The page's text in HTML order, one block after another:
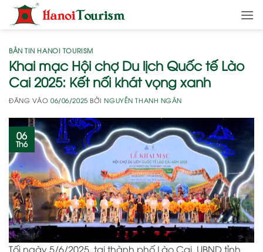
qua
dungBẢN TIN HANOI TOURISM
Khai mạc Hội chợ Du lịch Quốc tế Lào
Cai 2025: Kết nối khát vọng xanh
ĐĂNG VÀO06/06/2025 BỞINGUYỄN THANH NGÂN
06
Th6
Tối ngày 5/6/2025, tại thành phố Lào Cai, UBND tỉnh